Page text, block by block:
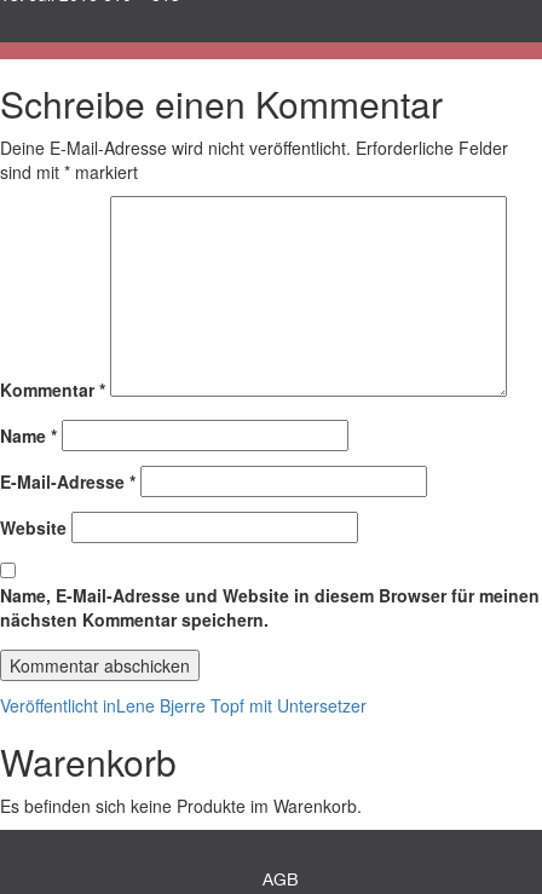
Schreibe einen Kommentar
Deine E-Mail-Adresse wird nicht veröffentlicht. Erforderliche Felder
sind mit * markiert
Kommentar*
Name *
E-Mail-Adresse *
Website
Name, E-Mail-Adresse und Website in diesem Browser für meinen
nächsten Kommentar speichern.
Beitragsnavigation
Veröffentlicht inLene Bjerre Topf mit Untersetzer
Warenkorb
Es befinden sich keine Produkte im Warenkorb.
AGB